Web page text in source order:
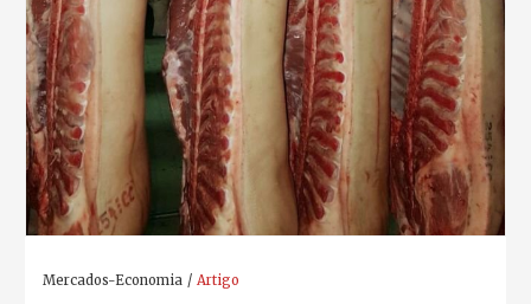
Mercados-Economia Artigo